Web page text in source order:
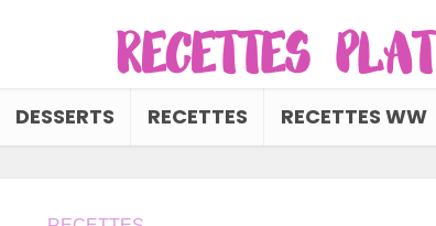
DESSERTS RECETTES RECETTES WW